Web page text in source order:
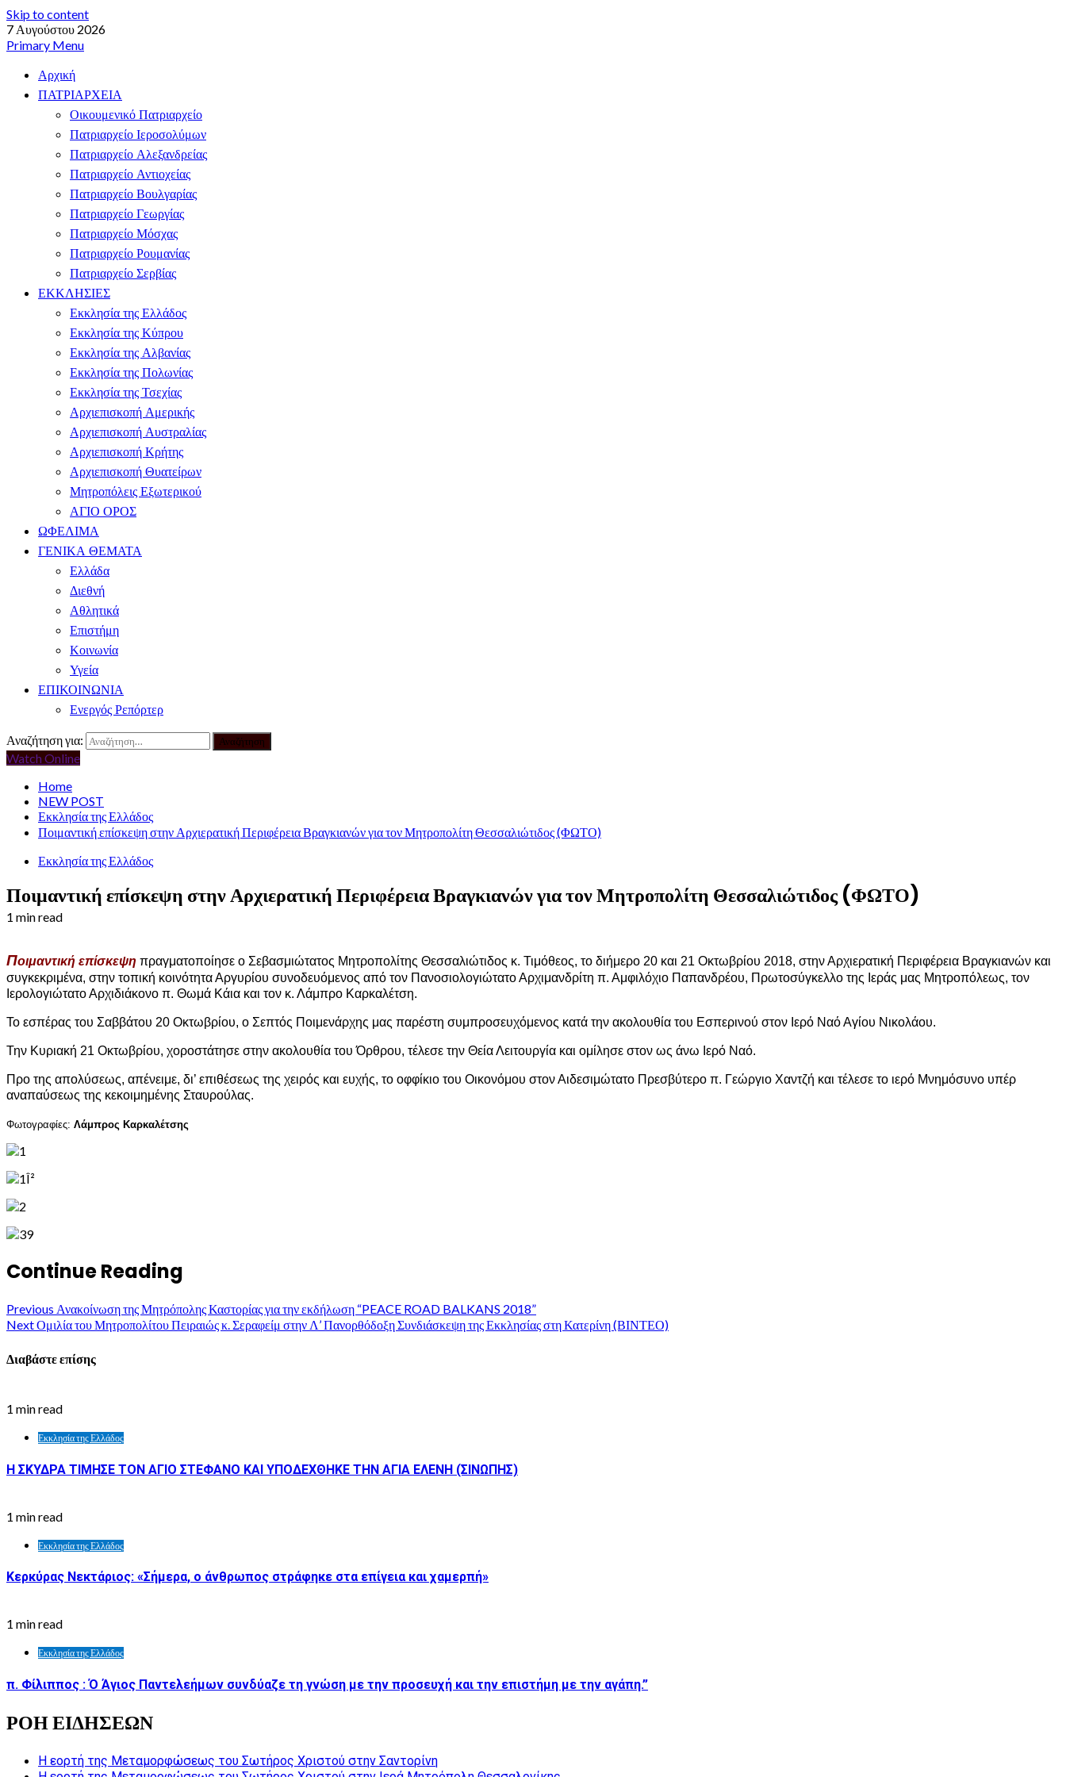
Skip to content
7 Αυγούστου 2026
Primary Menu
Αρχική
ΠΑΤΡΙΑΡΧΕΙΑ
Οικουμενικό Πατριαρχείο
Πατριαρχείο Ιεροσολύμων
Πατριαρχείο Αλεξανδρείας
Πατριαρχείο Αντιοχείας
Πατριαρχείο Βουλγαρίας
Πατριαρχείο Γεωργίας
Πατριαρχείο Μόσχας
Πατριαρχείο Ρουμανίας
Πατριαρχείο Σερβίας
ΕΚΚΛΗΣΙΕΣ
Εκκλησία της Ελλάδος
Εκκλησία της Κύπρου
Εκκλησία της Αλβανίας
Εκκλησία της Πολωνίας
Εκκλησία της Τσεχίας
Αρχιεπισκοπή Αμερικής
Αρχιεπισκοπή Αυστραλίας
Αρχιεπισκοπή Κρήτης
Αρχιεπισκοπή Θυατείρων
Μητροπόλεις Εξωτερικού
ΑΓΙΟ ΟΡΟΣ
ΩΦΕΛΙΜΑ
ΓΕΝΙΚΑ ΘΕΜΑΤΑ
Ελλάδα
Διεθνή
Αθλητικά
Επιστήμη
Κοινωνία
Υγεία
ΕΠΙΚΟΙΝΩΝΙΑ
Ενεργός Ρεπόρτερ
Αναζήτηση για:
Watch Online
Home
NEW POST
Εκκλησία της Ελλάδος
Ποιμαντική επίσκεψη στην Αρχιερατική Περιφέρεια Βραγκιανών για τον Μητροπολίτη Θεσσαλιώτιδος (ΦΩΤΟ)
Εκκλησία της Ελλάδος
Ποιμαντική επίσκεψη στην Αρχιερατική Περιφέρεια Βραγκιανών για τον Μητροπολίτη Θεσσαλιώτιδος (ΦΩΤΟ)
1 min read
Ποιμαντική επίσκεψη πραγματοποίησε ο Σεβασμιώτατος Μητροπολίτης Θεσσαλιώτιδος κ. Τιμόθεος, το διήμερο 20 και 21 Οκτωβρίου 2018, στην Αρχιερατική Περιφέρεια Βραγκιανών και
συγκεκριμένα, στην τοπική κοινότητα Αργυρίου συνοδευόμενος από τον Πανοσιολογιώτατο Αρχιμανδρίτη π. Αμφιλόχιο Παπανδρέου, Πρωτοσύγκελλο της Ιεράς μας Μητροπόλεως, τον
Ιερολογιώτατο Αρχιδιάκονο π. Θωμά Κάια και τον κ. Λάμπρο Καρκαλέτση.
Το εσπέρας του Σαββάτου 20 Οκτωβρίου, ο Σεπτός Ποιμενάρχης μας παρέστη συμπροσευχόμενος κατά την ακολουθία του Εσπερινού στον Ιερό Ναό Αγίου Νικολάου.
Την Κυριακή 21 Οκτωβρίου, χοροστάτησε στην ακολουθία του Όρθρου, τέλεσε την Θεία Λειτουργία και ομίλησε στον ως άνω Ιερό Ναό.
Προ της απολύσεως, απένειμε, δι’ επιθέσεως της χειρός και ευχής, το οφφίκιο του Οικονόμου στον Αιδεσιμώτατο Πρεσβύτερο π. Γεώργιο Χαντζή και τέλεσε το ιερό Μνημόσυνο υπέρ
αναπαύσεως της κεκοιμημένης Σταυρούλας.
Φωτογραφίες: Λάμπρος Καρκαλέτσης
Continue Reading
Previous Ανακοίνωση της Μητρόπολης Καστορίας για την εκδήλωση “PEACE ROAD BALKANS 2018”
NextΟμιλία του Μητροπολίτου Πειραιώς κ. Σεραφείμ στην Λ’ Πανορθόδοξη Συνδιάσκεψη της Εκκλησίας στη Κατερίνη (ΒΙΝΤΕΟ)
Διαβάστε επίσης
1 min read
Εκκλησία της Ελλάδος
Η ΣΚΥΔΡΑ ΤΙΜΗΣΕ ΤΟΝ ΑΓΙΟ ΣΤΕΦΑΝΟ ΚΑΙ ΥΠΟΔΕΧΘΗΚΕ ΤΗΝ ΑΓΙΑ ΕΛΕΝΗ (ΣΙΝΩΠΗΣ)
1 min read
Εκκλησία της Ελλάδος
Κερκύρας Νεκτάριος: «Σήμερα, ο άνθρωπος στράφηκε στα επίγεια και χαμερπή»
1 min read
Εκκλησία της Ελλάδος
π. Φίλιππος : Ό Άγιος Παντελεήμων συνδύαζε τη γνώση με την προσευχή και την επιστήμη με την αγάπη.”
ΡΟΗ ΕΙΔΗΣΕΩΝ
Η εορτή της Μεταμορφώσεως του Σωτήρος Χριστού στην Σαντορίνη